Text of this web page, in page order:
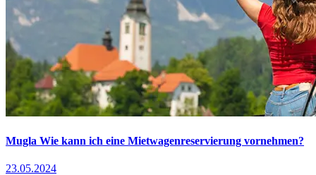
Mugla Wie kann ich eine Mietwagenreservierung vornehmen?
23.05.2024